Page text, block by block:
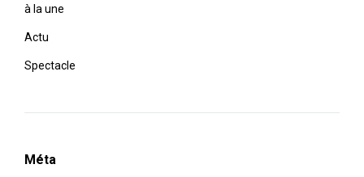
à la une
Actu
Spectacle
Méta